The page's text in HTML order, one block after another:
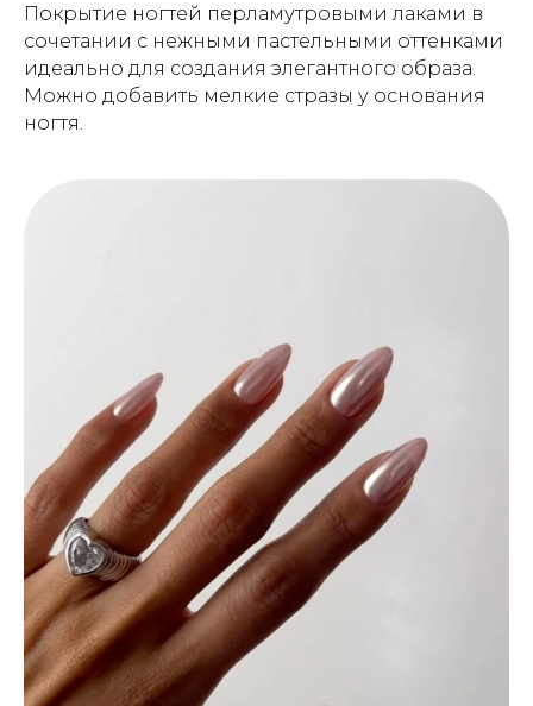
Покрытие ногтей перламутровыми лаками в
сочетании с нежными пастельными оттенками
идеально для создания элегантного образа.
Можно добавить мелкие стразы у основания
ногтя.